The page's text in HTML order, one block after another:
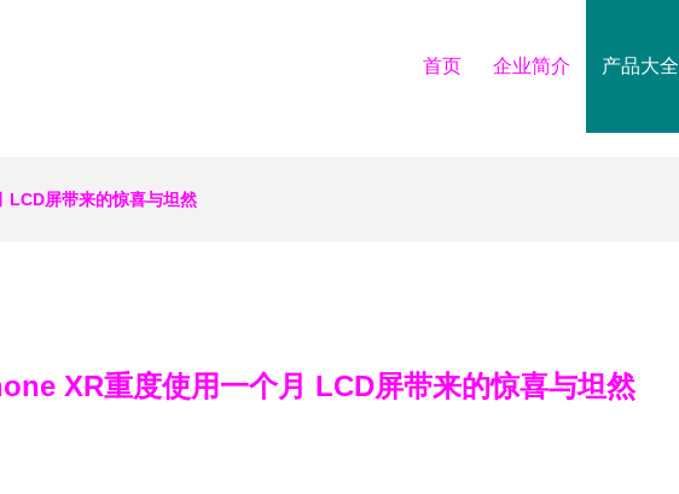
首页 企业简介 产品大全
LCD屏带来的惊喜与坦然
XR重度使用一个月 LCD屏带来的惊喜与坦然